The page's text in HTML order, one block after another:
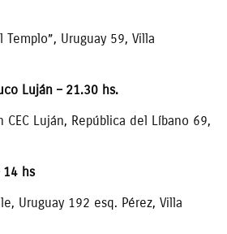
Uruguay 59, Villa
Luján – 21.30 hs.
República del Líbano 69,
hs
Uruguay 192 esq. Pérez, Villa